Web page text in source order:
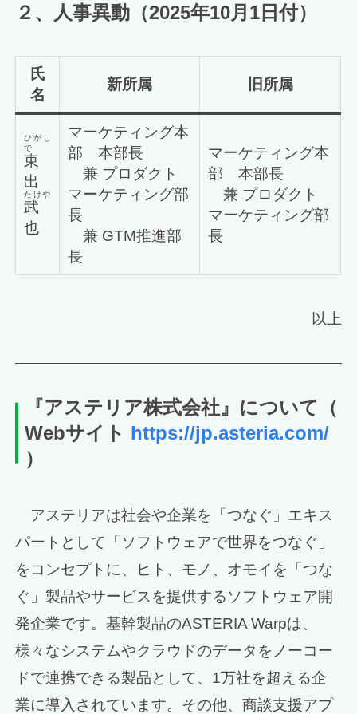
２、人事異動（2025年10月 1 日付）
氏
名
新所属 旧所属
東
出
ひがし
で
武
也
たけや
マーケティング本
部 本部長
兼 プロダクト
マーケティング部
長
兼 GTM推進部
長
マーケティング本
部 本部長
兼 プロダクト
マーケティング部
長
以上
『アステリア株式会社』について
（
Webサイト https://jp.asteria.com/
）
アステリアは社会や企業を「つなぐ」エキス
パートとして「ソフトウェアで世界をつなぐ」
をコンセプトに、ヒト、モノ、オモイを「つな
ぐ」製品やサービスを提供するソフトウェア開
発企業です。基幹製品のASTERIA Warpは、
様々なシステムやクラウドのデータをノーコー
ドで連携できる製品として、1万社を超える企
業に導入されています。その他、商談支援アプ